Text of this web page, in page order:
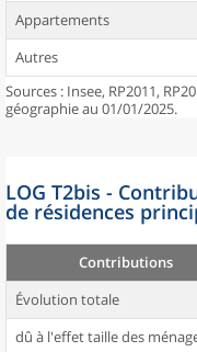
Appartements
Autres
Sources : Insee, RP2011,
géographie au 01/01/2025.
LOG T2bis -
de résidences
Contributions
Évolution totale
dû à l'effet taille des